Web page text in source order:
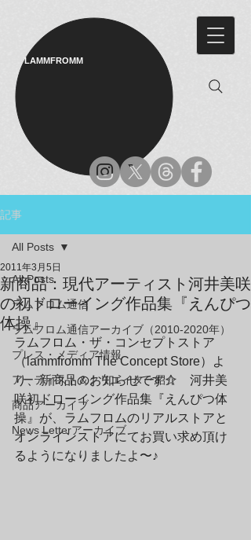
LAMMFROMM​
記事
All Posts
ラムフロム通信
ラムフロム通信アーカイブ（2010-2020年）
プレス・メディア情報
アーティスト＆クリエイター紹介
商品アーカイブ
News Letterアーカイブ
All Posts
新商品：現代アーティスト河井美咲
の初ドローイング作品集『えんぴつ
体操』
2011年3月5日
ラムフロム・ザ・コンセプトストア
（lammfromm The Concept Store）よ
り、新商品のお知らせです☆　河井美
咲初ドローイング作品集『えんぴつ体
操』が、ラムフロムのリアルストアと
オンラインストアにてお買い求め頂け
るようになりましたよ〜♪